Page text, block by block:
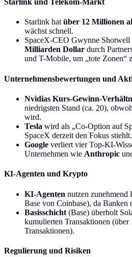
Starlink und Telekom-Markt
Starlink hatüber 12 Millionen
wächst schnell.
SpaceX-CEO Gwynne Shotwell
Milliarden Dollar durch
und T-Mobile, um „tote Zonen“
Unternehmensbewertungen und
Nvidias Kurs-Gewinn-
niedrigsten Stand (ca. 20),
wird.
Tesla wird als „Co-Option auf
SpaceX derzeit den Fokus stiehlt.
Google verliert vier Top-KI-
Unternehmen wie Anthropic
KI-Agenten und Krypto
KI-Agenten nutzen
Base von Coinbase), da Banken
Basisschicht (Base) überholt
kumulierten Transaktionen
Transaktionen).
Regulierung und Risiken